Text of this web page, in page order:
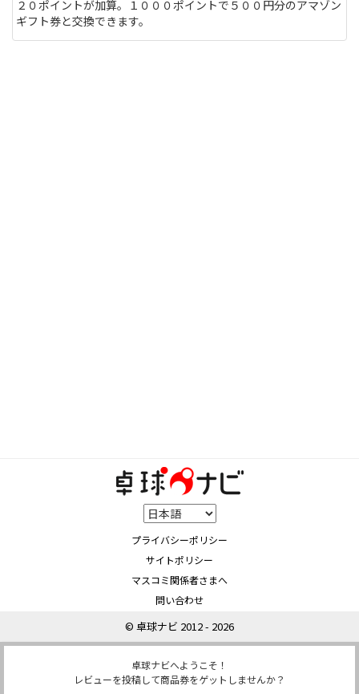
る人もいるけど
サイトを見る
２０ポイントが加算。１０００ポイントで５００円分のアマゾン
ギフト券と交換できます。
プライバシーポリシー
サイトポリシー
マスコミ関係者さまへ
問い合わせ
© 卓球ナビ 2012 - 2026
卓球ナビへようこそ！
レビューを投稿して商品券をゲットしませんか？